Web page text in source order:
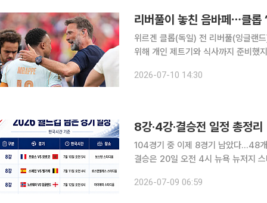
리버풀이 놓친 음바페⋯클롭
위르겐 클롭(독일) 전 리버풀(잉글랜
위해 개인 제트기와 식사까지 준비했지만
중미 월드컵에 참여하고 있는 클롭 전
2026-07-10 14:30
8강·4강·결승전 일정 총정
104경기 중 이제 8경기 남았다…48
결승은 20일 오전 4시 뉴욕 뉴저지 스타디움에서 개최 2026 국제
를 마쳤고, 이제 8강 4경기와 4강 2
2026-07-09 06:59